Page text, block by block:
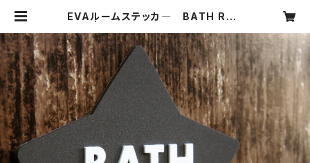
EVAルームステッカ― BATH ROO